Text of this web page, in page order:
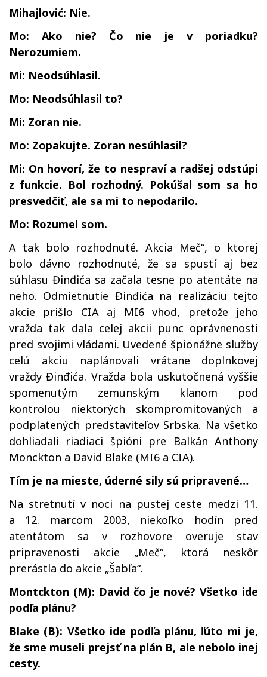
Mihajlović: Nie.
Mo: Ako nie? Čo nie je v poriadku?
Nerozumiem.
Mi: Neodsúhlasil.
Mo: Neodsúhlasil to?
Mi: Zoran nie.
Mo: Zopakujte. Zoran nesúhlasil?
Mi: On hovorí, že to nespraví a radšej odstúpi
z funkcie. Bol rozhodný. Pokúšal som sa ho
presvedčiť, ale sa mi to nepodarilo.
Mo: Rozumel som.
A tak bolo rozhodnuté. Akcia Meč“, o ktorej
bolo dávno rozhodnuté, že sa spustí aj bez
súhlasu Đinđića sa začala tesne po atentáte na
neho. Odmietnutie Đinđića na realizáciu tejto
akcie prišlo CIA aj MI6 vhod, pretože jeho
vražda tak dala celej akcii punc oprávnenosti
pred svojimi vládami. Uvedené špionážne služby
celú akciu naplánovali vrátane doplnkovej
vraždy Đinđića. Vražda bola uskutočnená vyššie
spomenutým zemunským klanom pod
kontrolou niektorých skompromitovaných a
podplatených predstaviteľov Srbska. Na všetko
dohliadali riadiaci špióni pre Balkán Anthony
Monckton a David Blake (MI6 a CIA).
Tím je na mieste, úderné sily sú pripravené…
Na stretnutí v noci na pustej ceste medzi 11.
a 12. marcom 2003, niekoľko hodín pred
atentátom sa v rozhovore overuje stav
pripravenosti akcie „Meč“, ktorá neskôr
prerástla do akcie „Šabľa“.
Montckton (M): David čo je nové? Všetko ide
podľa plánu?
Blake (B): Všetko ide podľa plánu, ľúto mi je,
že sme museli prejsť na plán B, ale nebolo inej
cesty.